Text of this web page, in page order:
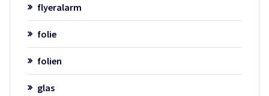
flyeralarm
folie
folien
glas